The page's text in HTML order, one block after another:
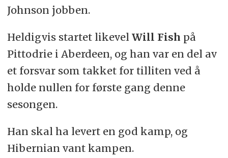
Johnson jobben.
Heldigvis startet likevel Will Fish på
Pittodrie i Aberdeen, og han var en del av
et forsvar som takket for tilliten ved å
holde nullen for første gang denne
sesongen.
Han skal ha levert en god kamp, og
Hibernian vant kampen.